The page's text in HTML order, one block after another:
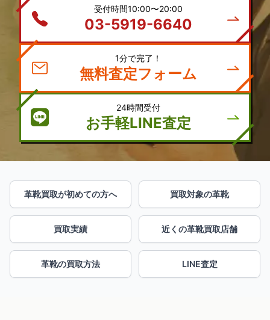
受付時間10:00〜20:00
03-5919-6640
1分で完了！
無料査定フォーム
24時間受付
お手軽LINE査定
革靴買取が初めての方へ 買取対象の革靴
買取実績 近くの革靴買取店舗
革靴の買取方法 LINE査定